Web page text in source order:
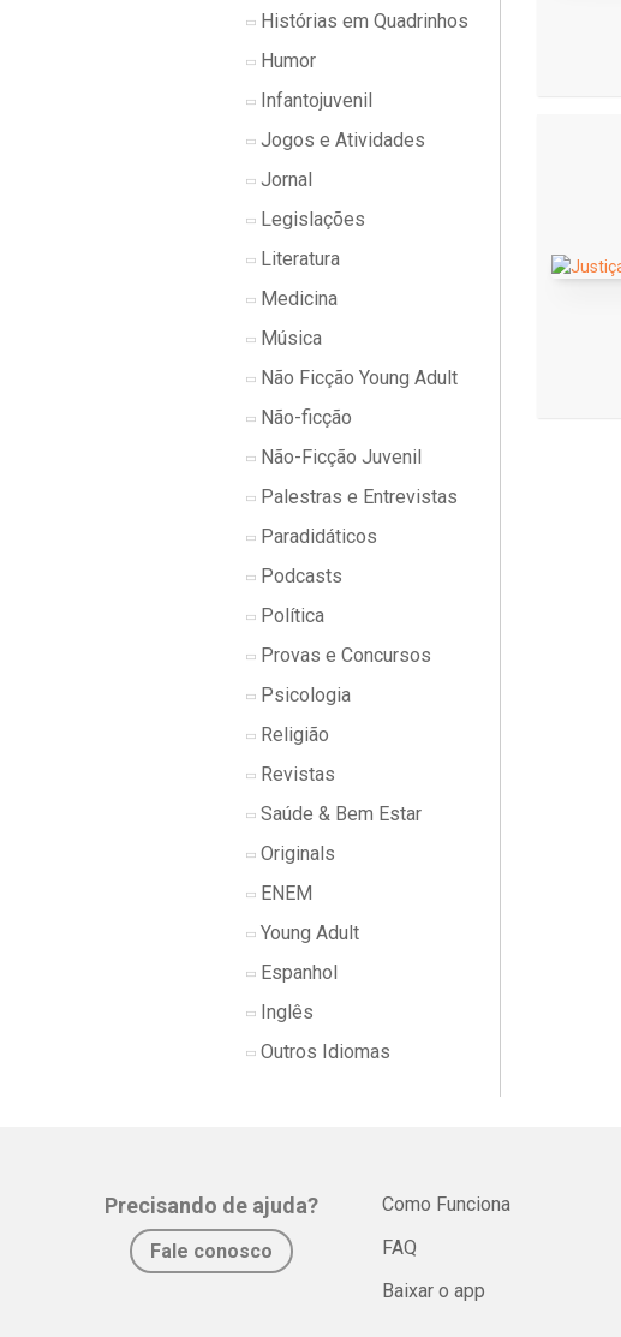
Histórias em Quadrinhos
Humor
Infantojuvenil
Jogos e Atividades
Jornal
Legislações
Literatura
Medicina
Música
Não Ficção Young Adult
Não-ficção
Não-Ficção Juvenil
Palestras e Entrevistas
Paradidáticos
Podcasts
Política
Provas e Concursos
Psicologia
Religião
Revistas
Saúde & Bem Estar
Originals
ENEM
Young Adult
Espanhol
Inglês
Outros Idiomas
Precisando de ajuda?
Fale conosco
Como Funciona
FAQ
Baixar o app